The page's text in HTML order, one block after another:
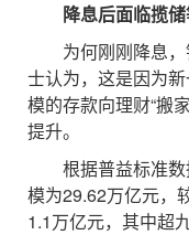
降息后面临揽
为何刚刚降息，
士认为，这是因为
模的存款向理财“搬
提升。
根据普益标准数
模为29.62万亿元，
1.1万亿元，其中超